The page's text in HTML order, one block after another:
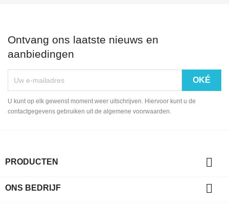
Ontvang ons laatste nieuws en
aanbiedingen
U kunt op elk gewenst moment weer uitschrijven. Hiervoor kunt u de
contactgegevens gebruiken uit de algemene voorwaarden.
PRODUCTEN 
ONS BEDRIJF
